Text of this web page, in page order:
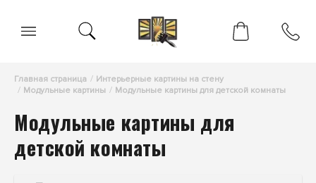
Главная страница
Интерьерные картины на стену
Модульные картины
Модульные картины для детской комнаты
Модульные картины для
детской комнаты